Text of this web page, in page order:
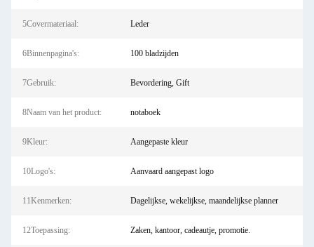
5Covermateriaal: Leder
6Binnenpagina's: 100 bladzijden
7Gebruik: Bevordering, Gift
8Naam van het product: notaboek
9Kleur: Aangepaste kleur
10Logo's: Aanvaard aangepast logo
11Kenmerken: Dagelijkse, wekelijkse, maandelijkse planner
12Toepassing: Zaken, kantoor, cadeautje, promotie.